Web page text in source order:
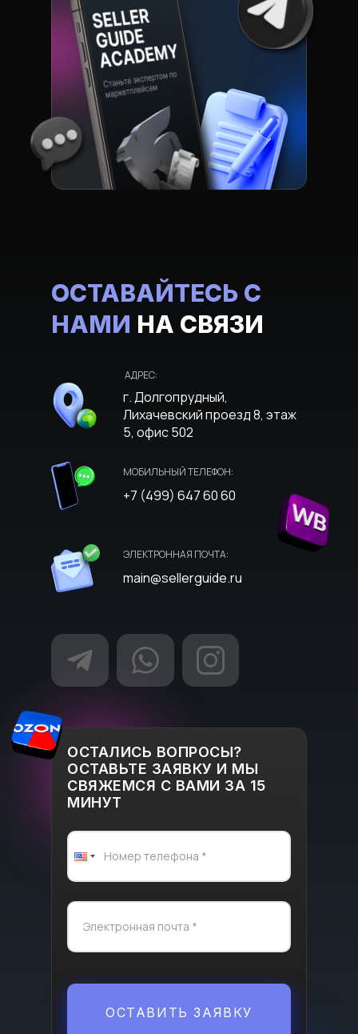
ОСТАВАЙТЕСЬ С
НАМИ НА СВЯЗИ
АДРЕС:
г. Долгопрудный,
Лихачевский проезд 8, этаж
5, офис 502
ОСТАЛИСЬ ВОПРОСЫ?
ОСТАВЬТЕ ЗАЯВКУ И МЫ
СВЯЖЕМСЯ С ВАМИ ЗА 15
МИНУТ
ОСТАВИТЬ ЗАЯВКУ
МОБИЛЬНЫЙ ТЕЛЕФОН:
+7 (499) 647 60 60
ЭЛЕКТРОННАЯ ПОЧТА:
main@sellerguide.ru